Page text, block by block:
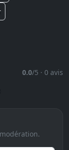
0.0/5 · 0 avis